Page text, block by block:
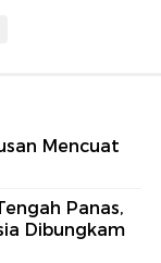
Mencuat
Panas,
Dibungkam